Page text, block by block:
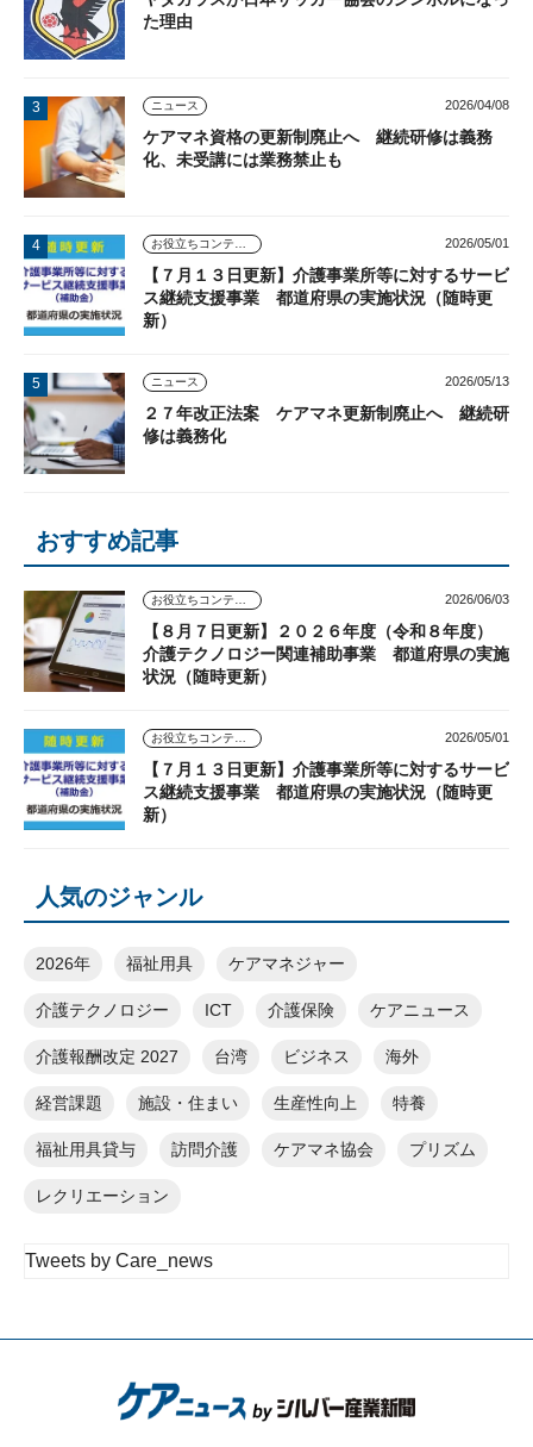
た理由
ニュース 2026/04/08
ケアマネ資格の更新制廃止へ 継続研修は義務
化、未受講には業務禁止も
2026/05/01
【７月１３日更新】介護事業所等に対するサービ
ス継続支援事業 都道府県の実施状況（随時更
新）
ニュース 2026/05/13
２７年改正法案 ケアマネ更新制廃止へ 継続研
修は義務化
おすすめ記事
2026/06/03
【８月７日更新】２０２６年度（令和８年度）
介護テクノロジー関連補助事業 都道府県の実施
状況（随時更新）
2026/05/01
【７月１３日更新】介護事業所等に対するサービ
ス継続支援事業 都道府県の実施状況（随時更
新）
人気のジャンル
2026年 福祉用具 ケアマネジャー
介護テクノロジー ICT 介護保険 ケアニュース
介護報酬改定 2027 台湾 ビジネス 海外
経営課題 施設・住まい 生産性向上 特養
福祉用具貸与 訪問介護 ケアマネ協会 プリズム
レクリエーション
Tweets by Care_news